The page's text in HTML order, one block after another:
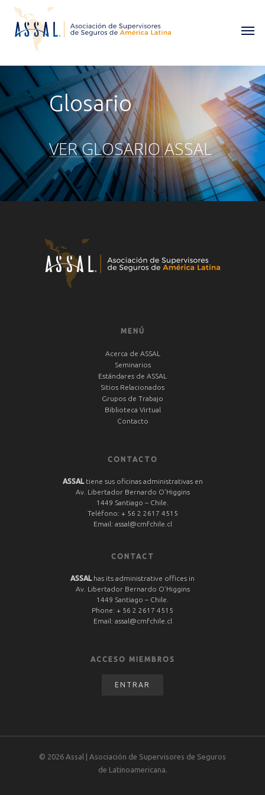
Glosario
VER GLOSARIO ASSAL
MENÚ
Acerca de ASSAL
Seminarios
Estándares de ASSAL
Sitios Relacionados
Grupos de Trabajo
Biblioteca Virtual
Contacto
CONTACTO
ASSALtiene sus oficinas administrativas en
Av. Libertador Bernardo O’Higgins
1449 Santiago – Chile.
Teléfono: + 56 2 2617 4515
Email: assal@cmfchile.cl
CONTACT
ASSALhas its administrative offices in
Av. Libertador Bernardo O’Higgins
1449 Santiago – Chile.
Phone: + 56 2 2617 4515
Email: assal@cmfchile.cl
ACCESO MIEMBROS
ENTRAR
© 2026 Assal | Asociación de Supervisores de Seguros
de Latinoamericana.